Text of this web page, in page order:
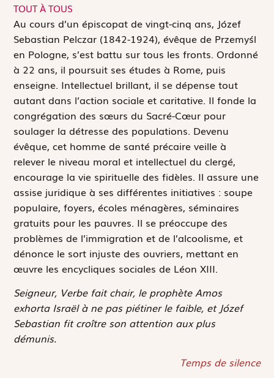
TOUT À TOUS
Au cours d’un épiscopat de vingt-cinq ans, Józef
Sebastian Pelczar (1842-1924), évêque de Przemyśl
en Pologne, s’est battu sur tous les fronts. Ordonné
à 22 ans, il poursuit ses études à Rome, puis
enseigne. Intellectuel brillant, il se dépense tout
autant dans l’action sociale et caritative. Il fonde la
congrégation des sœurs du Sacré-Cœur pour
soulager la détresse des populations. Devenu
évêque, cet homme de santé précaire veille à
relever le niveau moral et intellectuel du clergé,
encourage la vie spirituelle des fidèles. Il assure une
assise juridique à ses différentes initiatives : soupe
populaire, foyers, écoles ménagères, séminaires
gratuits pour les pauvres. Il se préoccupe des
problèmes de l’immigration et de l’alcoolisme, et
dénonce le sort injuste des ouvriers, mettant en
œuvre les encycliques sociales de Léon XIII.
Seigneur, Verbe fait chair, le prophète Amos
exhorta Israël à ne pas piétiner le faible, et Józef
Sebastian fit croître son attention aux plus
démunis.
Temps de silence